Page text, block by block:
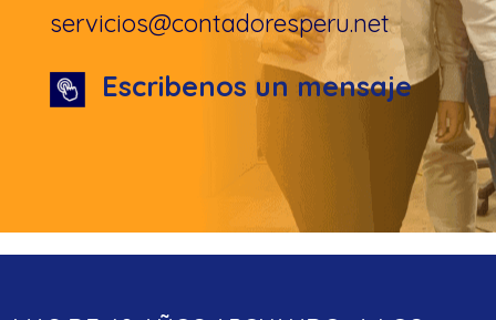
servicios@contadoresperu.net
Escribenos un mensaje